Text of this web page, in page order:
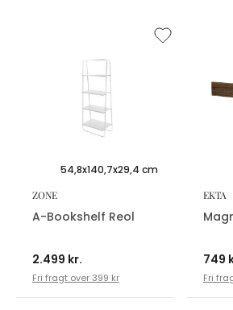
54,8x140,7x29,4 cm
ZONE
A-Bookshelf Reol
2.499 kr.
Fri fragt over 399 kr
EKTA
749
Fri